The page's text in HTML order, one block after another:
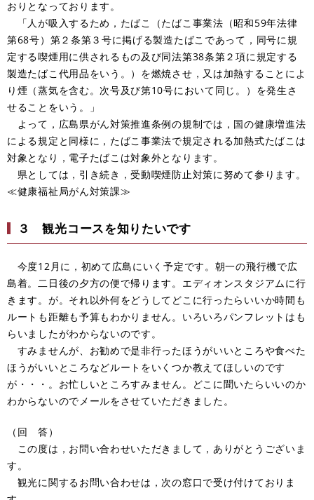
おりとなっております。
「人が吸入するため，たばこ（たばこ事業法（昭和59年法律
第68号）第２条第３号に掲げる製造たばこであって，同号に規
定する喫煙用に供されるもの及び同法第38条第２項に規定する
製造たばこ代用品をいう。）を燃焼させ，又は加熱することによ
り煙（蒸気を含む。次号及び第10号において同じ。）を発生さ
せることをいう。」
よって，広島県がん対策推進条例の規制では，国の健康増進法
による規定と同様に，たばこ事業法で規定される加熱式たばこは
対象となり，電子たばこは対象外となります。
県としては，引き続き，受動喫煙防止対策に努めて参ります。
≪健康福祉局がん対策課≫
３観光コースを知りたいです
今度12月に，初めて広島にいく予定です。朝一の飛行機で広
島着。二日後の夕方の便で帰ります。エディオンスタジアムに行
きます。が。それ以外何をどうしてどこに行ったらいいか時間も
ルートも距離も予算もわかりません。いろいろパンフレットはも
らいましたがわからないのです。
すみませんが、お勧めで是非行ったほうがいいところや食べた
ほうがいいところなどルートをいくつか教えてほしいのです
が・・・。お忙しいところすみません。どこに聞いたらいいのか
わからないのでメールをさせていただきました。
（回 答）
この度は，お問い合わせいただきまして，ありがとうございま
す。
観光に関するお問い合わせは，次の窓口で受け付けておりま